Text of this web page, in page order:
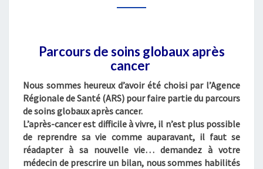
O
D
E
S
O
I
N
S
G
L
Parcours de soins globaux après
cancer
Nous sommes heureux d’avoir été choisi par l’Agence
Régionale de Santé (ARS) pour faire partie du parcours
de soins globaux après cancer.
L’après-cancer est difficile à vivre, il n’est plus possible
de reprendre sa vie comme auparavant, il faut se
réadapter à sa nouvelle vie… demandez à votre
médecin de prescrire un bilan, nous sommes habilités